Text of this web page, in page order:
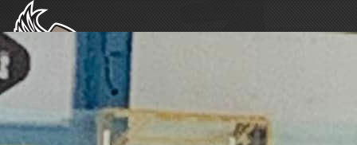
339289377_880649083013840_5675967524234860585_n
| Titans de témiscaming